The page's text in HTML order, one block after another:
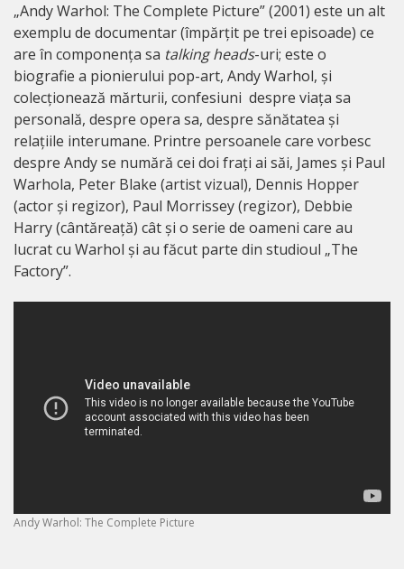
„Andy Warhol: The Complete Picture” (2001) este un alt
exemplu de documentar (împărțit pe trei episoade) ce
are în componența sa talking heads-uri; este o
biografie a pionierului pop-art, Andy Warhol, și
colecționează mărturii, confesiuni despre viața sa
personală, despre opera sa, despre sănătatea și
relațiile interumane. Printre persoanele care vorbesc
despre Andy se numără cei doi frați ai săi, James și Paul
Warhola, Peter Blake (artist vizual), Dennis Hopper
(actor și regizor), Paul Morrissey (regizor), Debbie
Harry (cântăreață) cât și o serie de oameni care au
lucrat cu Warhol și au făcut parte din studioul „The
Factory”.
Andy Warhol: The Complete Picture